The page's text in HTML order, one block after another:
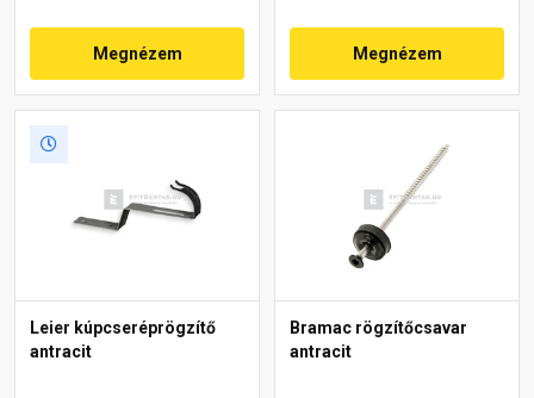
Megnézem Megnézem
Leier kúpcseréprögzítő
antracit
Bramac rögzítőcsavar
antracit